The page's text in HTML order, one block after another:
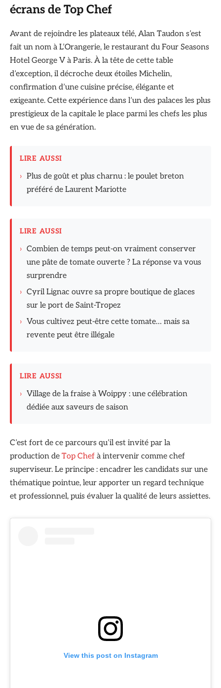
écrans de Top Chef
Avant de rejoindre les plateaux télé, Alan Taudon s’est
fait un nom à L’Orangerie, le restaurant du Four Seasons
Hotel George V à Paris. À la tête de cette table
d’exception, il décroche deux étoiles Michelin,
confirmation d’une cuisine précise, élégante et
exigeante. Cette expérience dans l’un des palaces les plus
prestigieux de la capitale le place parmi les chefs les plus
en vue de sa génération.
LIRE AUSSI
› Plus de goût et plus charnu : le poulet breton
préféré de Laurent Mariotte
LIRE AUSSI
› Combien de temps peut-on vraiment conserver
une pâte de tomate ouverte ? La réponse va vous
surprendre
› Cyril Lignac ouvre sa propre boutique de glaces
sur le port de Saint-Tropez
› Vous cultivez peut-être cette tomate… mais sa
revente peut être illégale
LIRE AUSSI
› Village de la fraise à Woippy : une célébration
dédiée aux saveurs de saison
C’est fort de ce parcours qu’il est invité par la
production de Top Chef à intervenir comme chef
superviseur. Le principe : encadrer les candidats sur une
thématique pointue, leur apporter un regard technique
et professionnel, puis évaluer la qualité de leurs assiettes.
View this post on Instagram